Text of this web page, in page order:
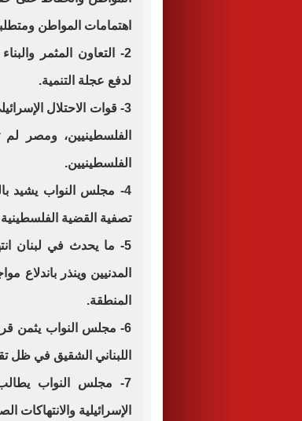
اهتمامات المواطن
2- التعاون المثمر
لدفع عجلة التنمية.
3- قوات الاحتلال
الفلسطينيين، ومصر
الفلسطينيين.
4- مجلس النواب يشيد
تصفية القضية
5- ما يحدث في لبنان
المدنيين وينذر باندلاع
المنطقة.
6- مجلس النواب يثمن
اللبناني الشقيق في ظل
7- مجلس النواب
الإسرائيلية والانتهاكات